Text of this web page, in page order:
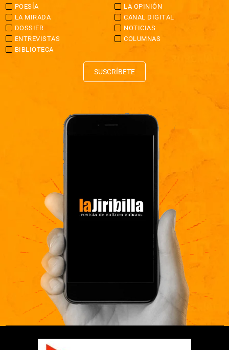
POESÍA
LA OPINIÓN
LA MIRADA
CANAL DIGITAL
DOSSIER
NOTICIAS
ENTREVISTAS
COLUMNAS
BIBLIOTECA
SUSCRÍBETE